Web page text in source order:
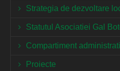
Strategia de dezvoltare
Statutul Asociatiei Gal
Compartiment
Proiecte